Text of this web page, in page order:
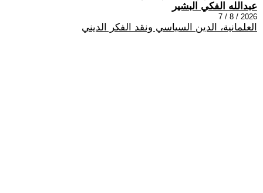
عبدالله الفكي البشير
2026 / 8 / 7
العلمانية، الدين السياسي ونقد الفكر الديني